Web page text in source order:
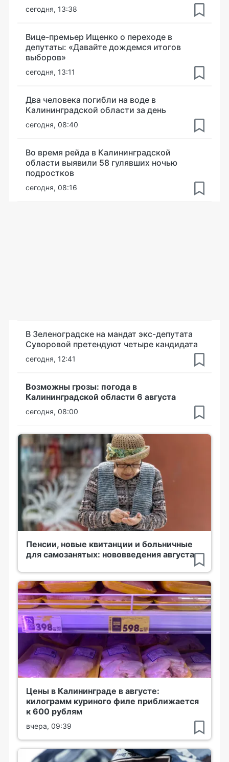
сегодня, 13:38
Вице-премьер Ищенко о переходе в
депутаты: «Давайте дождемся итогов
выборов»
сегодня, 13:11
Два человека погибли на воде в
Калининградской области за день
сегодня, 08:40
Во время рейда в Калининградской
области выявили 58 гулявших ночью
подростков
сегодня, 08:16
В Зеленоградске на мандат экс-депутата
Суворовой претендуют четыре кандидата
сегодня, 12:41
Возможны грозы: погода в
Калининградской области 6 августа
сегодня, 08:00
Пенсии, новые квитанции и больничные
для самозанятых: нововведения августа
Цены в Калининграде в августе:
килограмм куриного филе приближается
к 600 рублям
вчера, 09:39